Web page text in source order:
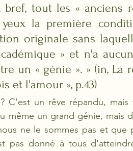
tout les « anciens
la première
originale sans
» et n'a
un « génie ». » (in, La
et l'amour », p.43)
C'est un rêve répandu, mais
même un grand génie, mais
ne le sommes pas et que
pas donné à tous